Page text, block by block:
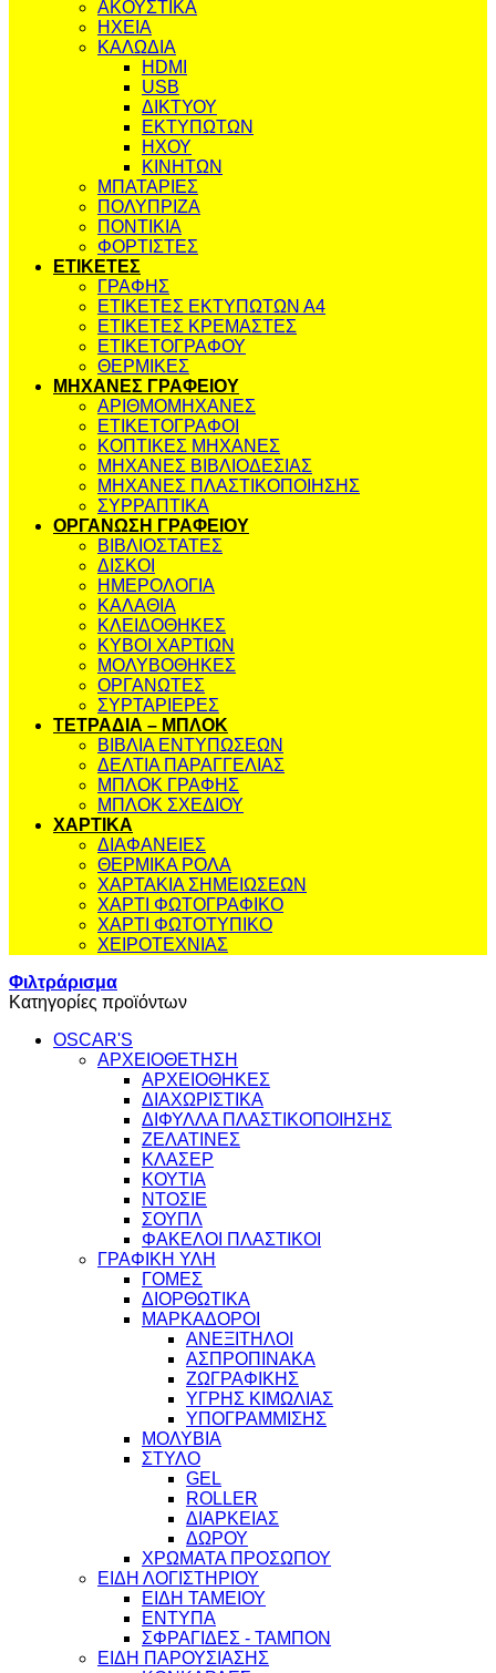
ΑΚΟΥΣΤΙΚΑ
ΗΧΕΙΑ
ΚΑΛΩΔΙΑ
HDMI
USB
ΔΙΚΤΥΟΥ
ΕΚΤΥΠΩΤΩΝ
ΗΧΟΥ
ΚΙΝΗΤΩΝ
ΜΠΑΤΑΡΙΕΣ
ΠΟΛΥΠΡΙΖΑ
ΠΟΝΤΙΚΙΑ
ΦΟΡΤΙΣΤΕΣ
ΕΤΙΚΕΤΕΣ
ΓΡΑΦΗΣ
ΕΤΙΚΕΤΕΣ ΕΚΤΥΠΩΤΩΝ Α4
ΕΤΙΚΕΤΕΣ ΚΡΕΜΑΣΤΕΣ
ΕΤΙΚΕΤΟΓΡΑΦΟΥ
ΘΕΡΜΙΚΕΣ
ΜΗΧΑΝΕΣ ΓΡΑΦΕΙΟΥ
ΑΡΙΘΜΟΜΗΧΑΝΕΣ
ΕΤΙΚΕΤΟΓΡΑΦΟΙ
ΚΟΠΤΙΚΕΣ ΜΗΧΑΝΕΣ
ΜΗΧΑΝΕΣ ΒΙΒΛΙΟΔΕΣΙΑΣ
ΜΗΧΑΝΕΣ ΠΛΑΣΤΙΚΟΠΟΙΗΣΗΣ
ΣΥΡΡΑΠΤΙΚΑ
ΟΡΓΑΝΩΣΗ ΓΡΑΦΕΙΟΥ
ΒΙΒΛΙΟΣΤΑΤΕΣ
ΔΙΣΚΟΙ
ΗΜΕΡΟΛΟΓΙΑ
ΚΑΛΑΘΙΑ
ΚΛΕΙΔΟΘΗΚΕΣ
ΚΥΒΟΙ ΧΑΡΤΙΩΝ
ΜΟΛΥΒΟΘΗΚΕΣ
ΟΡΓΑΝΩΤΕΣ
ΣΥΡΤΑΡΙΕΡΕΣ
ΤΕΤΡΑΔΙΑ – ΜΠΛΟΚ
ΒΙΒΛΙΑ ΕΝΤΥΠΩΣΕΩΝ
ΔΕΛΤΙΑ ΠΑΡΑΓΓΕΛΙΑΣ
ΜΠΛΟΚ ΓΡΑΦΗΣ
ΜΠΛΟΚ ΣΧΕΔΙΟΥ
ΧΑΡΤΙΚΑ
ΔΙΑΦΑΝΕΙΕΣ
ΘΕΡΜΙΚΑ ΡΟΛΑ
ΧΑΡΤΑΚΙΑ ΣΗΜΕΙΩΣΕΩΝ
ΧΑΡΤΙ ΦΩΤΟΓΡΑΦΙΚΟ
ΧΑΡΤΙ ΦΩΤΟΤΥΠΙΚΟ
ΧΕΙΡΟΤΕΧΝΙΑΣ
Φιλτράρισμα
Κατηγορίες προϊόντων
OSCAR'S
ΑΡΧΕΙΟΘΕΤΗΣΗ
ΑΡΧΕΙΟΘΗΚΕΣ
ΔΙΑΧΩΡΙΣΤΙΚΑ
ΔΙΦΥΛΛΑ ΠΛΑΣΤΙΚΟΠΟΙΗΣΗΣ
ΖΕΛΑΤΙΝΕΣ
ΚΛΑΣΕΡ
ΚΟΥΤΙΑ
ΝΤΟΣΙΕ
ΣΟΥΠΛ
ΦΑΚΕΛΟΙ ΠΛΑΣΤΙΚΟΙ
ΓΡΑΦΙΚΗ ΥΛΗ
ΓΟΜΕΣ
ΔΙΟΡΘΩΤΙΚΑ
ΜΑΡΚΑΔΟΡΟΙ
ΑΝΕΞΙΤΗΛΟΙ
ΑΣΠΡΟΠΙΝΑΚΑ
ΖΩΓΡΑΦΙΚΗΣ
ΥΓΡΗΣ ΚΙΜΩΛΙΑΣ
ΥΠΟΓΡΑΜΜΙΣΗΣ
ΜΟΛΥΒΙΑ
ΣΤΥΛΟ
GEL
ROLLER
ΔΙΑΡΚΕΙΑΣ
ΔΩΡΟΥ
ΧΡΩΜΑΤΑ ΠΡΟΣΩΠΟΥ
ΕΙΔΗ ΛΟΓΙΣΤΗΡΙΟΥ
ΕΙΔΗ ΤΑΜΕΙΟΥ
ΕΝΤΥΠΑ
ΣΦΡΑΓΙΔΕΣ - ΤΑΜΠΟΝ
ΕΙΔΗ ΠΑΡΟΥΣΙΑΣΗΣ